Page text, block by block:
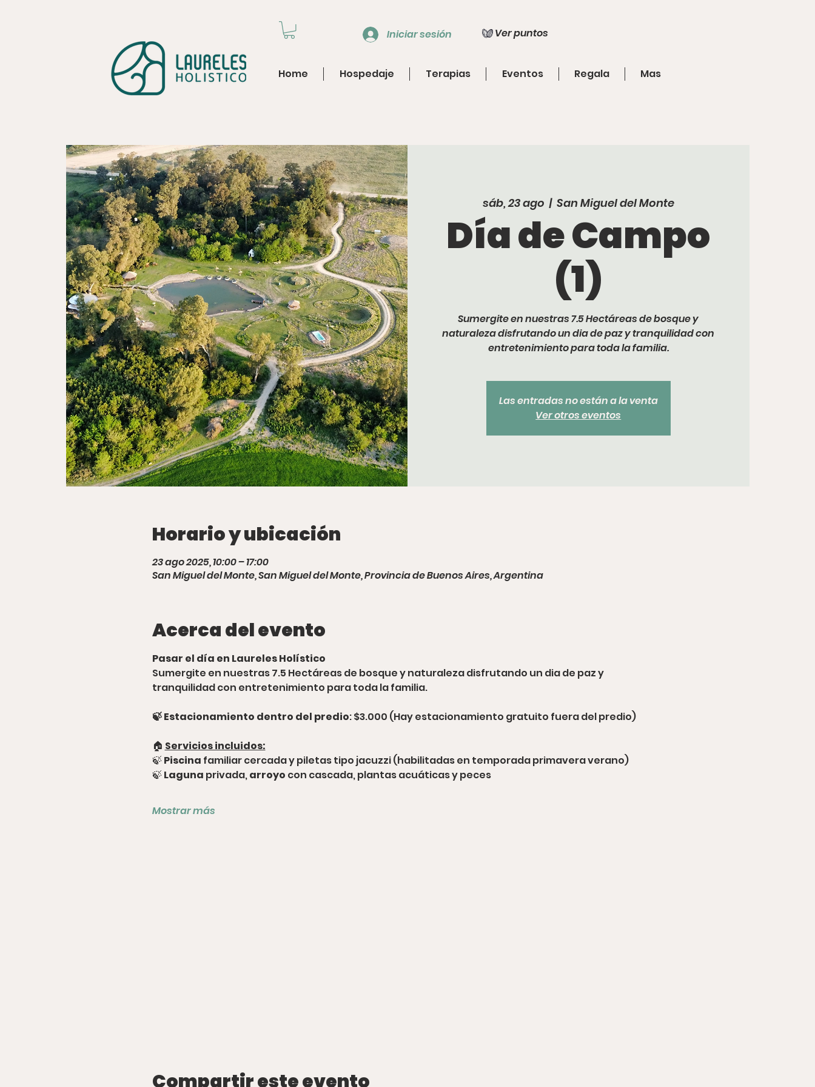
Iniciar sesión Ver puntos
Home Hospedaje Terapias Eventos Regala Mas
sáb, 23 ago
  |
San Miguel del Monte
Día de Campo
(1)
Sumergite en nuestras 7.5 Hectáreas de bosque y
naturaleza disfrutando un dia de paz y tranquilidad con
entretenimiento para toda la familia.
Las entradas no están a la venta
Ver otros eventos
Horario y ubicación
23 ago 2025, 10:00 – 17:00
San Miguel del Monte, San Miguel del Monte, Provincia de Buenos Aires, Argentina
Acerca del evento
Pasar el día en Laureles Holístico
Sumergite en nuestras 7.5 Hectáreas de bosque y naturaleza disfrutando un dia de paz y
tranquilidad con entretenimiento para toda la familia.
🍃 Estacionamiento dentro del predio: $3.000 (Hay estacionamiento gratuito fuera del predio)
🏠 Servicios incluidos:
🍃 Piscina familiar cercada y piletas tipo jacuzzi (habilitadas en temporada primavera verano)
🍃 Laguna privada, arroyo con cascada, plantas acuáticas y peces
Mostrar más
Compartir este evento